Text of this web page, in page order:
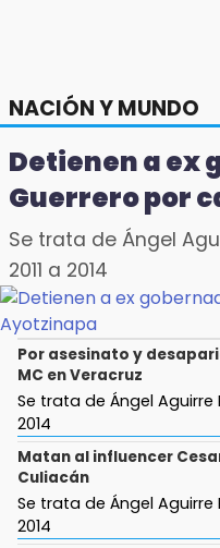
NACIÓN Y MUNDO
Detienen a ex
Guerrero por
Se trata de Ángel
2011 a 2014
Por asesinato y
MC en Veracruz
Se trata de Ángel Aguirre
2014
Matan al influencer
Culiacán
Se trata de Ángel Aguirre
2014